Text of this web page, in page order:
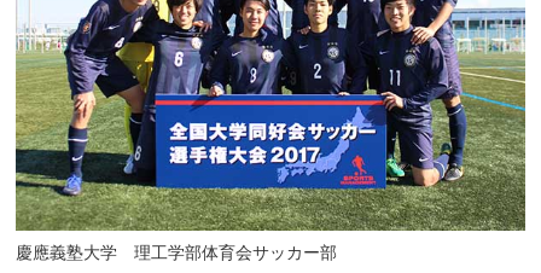
慶應義塾大学 理工学部体育会サッカー部